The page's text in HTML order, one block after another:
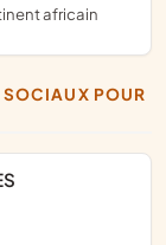
africain